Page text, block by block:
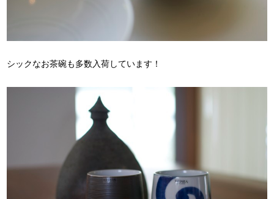
シックなお茶碗も多数入荷しています！